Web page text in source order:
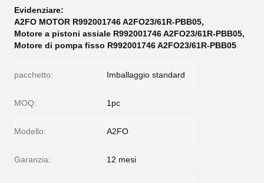
Evidenziare:
A2FO MOTOR R992001746 A2FO23/61R-PBB05,
Motore a pistoni assiale R992001746 A2FO23/61R-PBB05,
Motore di pompa fisso R992001746 A2FO23/61R-PBB05
pacchetto: Imballaggio standard
MOQ: 1pc
Modello: A2FO
Garanzia: 12 mesi